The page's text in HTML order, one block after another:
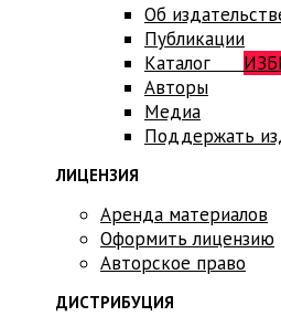
Об
Публикации
Каталог
Авторы
Медиа
Поддержать
ЛИЦЕНЗИЯ
Аренда материалов
Оформить лицензию
Авторское право
ДИСТРИБУЦИЯ